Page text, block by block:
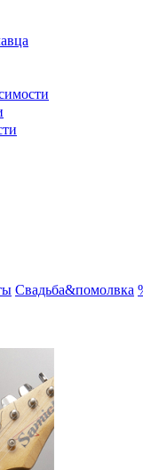
Свадьба&помолвка